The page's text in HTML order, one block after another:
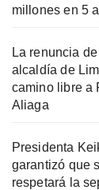
millones en 5
La renuncia
alcaldía de
camino libre a
Aliaga
Presidenta
garantizó que
respetará la